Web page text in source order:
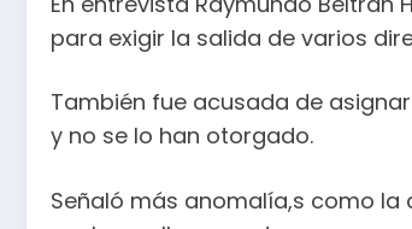
para exigir la salida de varios
También fue acusada de
y no se lo han otorgado.
Señaló más anomalía,s como